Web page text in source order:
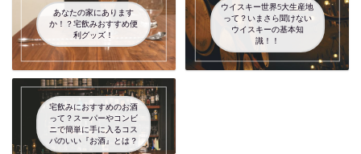
あなたの家にあります
か！？宅飲みおすすめ便
利グッズ！
ウイスキー世界5大生産地
って？いまさら聞けない
ウイスキーの基本知
識！！
宅飲みにおすすめのお酒
って？スーパーやコンビ
ニで簡単に手に入るコス
パのいい『お酒』とは？